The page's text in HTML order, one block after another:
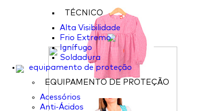
TÉCNICO
Alta Visibilidade
Frio Extremo
Ignífugo
Soldadura
equipamento de proteção
EQUIPAMENTO DE PROTEÇÃO
Acessórios
Anti-Ácidos